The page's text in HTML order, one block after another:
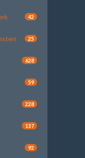
42
25
628
59
228
137
92